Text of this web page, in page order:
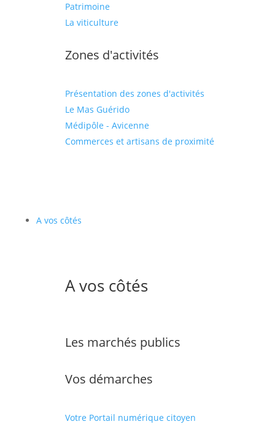
Patrimoine
La viticulture
Zones d'activités
Présentation des zones d'activités
Le Mas Guérido
Médipôle - Avicenne
Commerces et artisans de proximité
A vos côtés
A vos côtés
Les marchés publics
Vos démarches
Votre Portail numérique citoyen